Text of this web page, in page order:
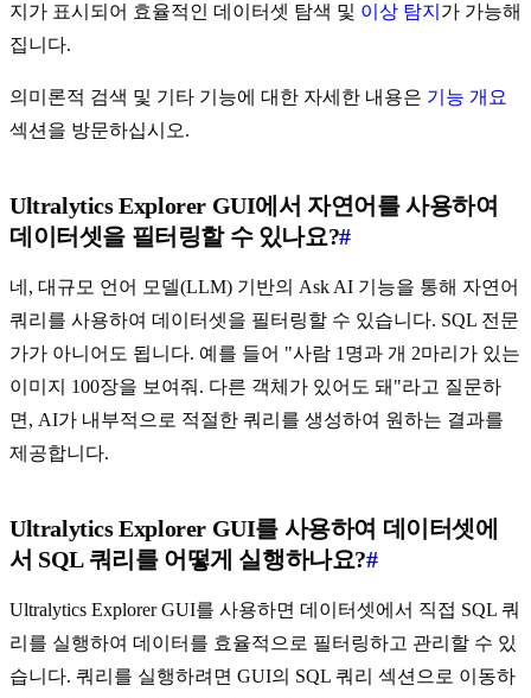
지가 표시되어 효율적인 데이터셋 탐색 및 이상 탐지 가 가능해
집니다.
의미론적 검색 및 기타 기능에 대한 자세한 내용은 기능 개요
섹션을 방문하십시오.
Ultralytics Explorer GUI에서 자연어를 사용하여
데이터셋을 필터링할 수 있나요?#
네, 대규모 언어 모델(LLM) 기반의 Ask AI 기능을 통해 자연어
쿼리를 사용하여 데이터셋을 필터링할 수 있습니다. SQL 전문
가가 아니어도 됩니다. 예를 들어 "사람 1명과 개 2마리가 있는
이미지 100장을 보여줘. 다른 객체가 있어도 돼"라고 질문하
면, AI가 내부적으로 적절한 쿼리를 생성하여 원하는 결과를
제공합니다.
Ultralytics Explorer GUI를 사용하여 데이터셋에
서 SQL 쿼리를 어떻게 실행하나요?#
Ultralytics Explorer GUI를 사용하면 데이터셋에서 직접 SQL 쿼
리를 실행하여 데이터를 효율적으로 필터링하고 관리할 수 있
습니다. 쿼리를 실행하려면 GUI의 SQL 쿼리 섹션으로 이동하